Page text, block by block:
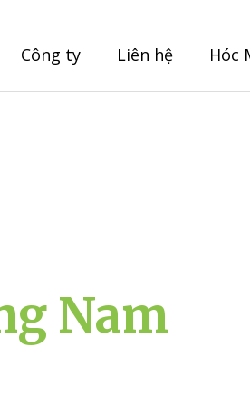
Công ty Liên hệ Hóc
Nam